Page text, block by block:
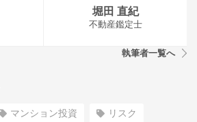
堀田 直紀
不動産鑑定士
執筆者一覧へ
マンション投資 リスク